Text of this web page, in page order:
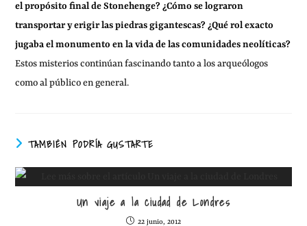
el propósito final de Stonehenge? ¿Cómo se lograron
transportar y erigir las piedras gigantescas? ¿Qué rol exacto
jugaba el monumento en la vida de las comunidades neolíticas?
Estos misterios continúan fascinando tanto a los arqueólogos
como al público en general.
TAMBIÉN PODRÍA GUSTARTE
Un viaje a la ciudad de Londres
22 junio, 2012